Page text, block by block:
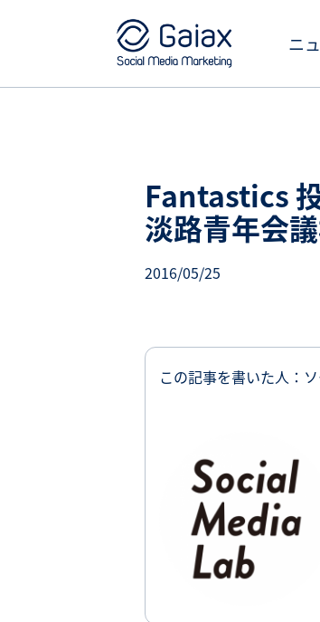
ニ
Fantastics
淡路青年会議
2016/05/25
この記事を書いた人：